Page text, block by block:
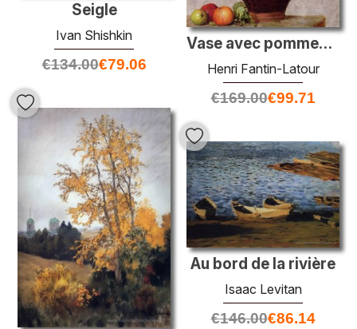
Vase avec pommes et feuillage
Henri Fantin-Latour
€169.00€99.71
Seigle
Ivan Shishkin
€134.00€79.06
Au bord de la rivière
Isaac Levitan
€146.00€86.14